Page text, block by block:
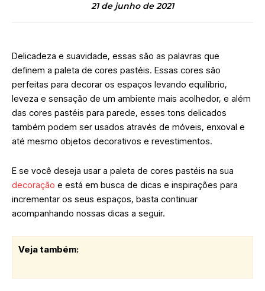
21 de junho de 2021
Delicadeza e suavidade, essas são as palavras que
definem a paleta de cores pastéis. Essas cores são
perfeitas para decorar os espaços levando equilíbrio,
leveza e sensação de um ambiente mais acolhedor, e além
das cores pastéis para parede, esses tons delicados
também podem ser usados através de móveis, enxoval e
até mesmo objetos decorativos e revestimentos.
E se você deseja usar a paleta de cores pastéis na sua
decoração e está em busca de dicas e inspirações para
incrementar os seus espaços, basta continuar
acompanhando nossas dicas a seguir.
Veja também: